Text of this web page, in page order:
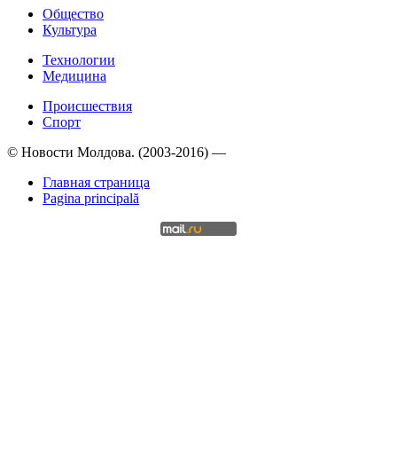
Общество
Культура
Технологии
Медицина
Происшествия
Спорт
© Новости Молдова. (2003-2016) —
Главная страница
Pagina principală